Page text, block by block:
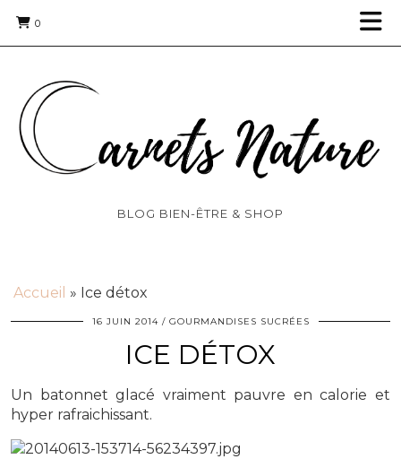
0
BLOG BIEN-ÊTRE & SHOP
Accueil » Ice détox
16 JUIN 2014 GOURMANDISES SUCRÉES
ICE DÉTOX
Un batonnet glacé vraiment pauvre en calorie et
hyper rafraichissant.